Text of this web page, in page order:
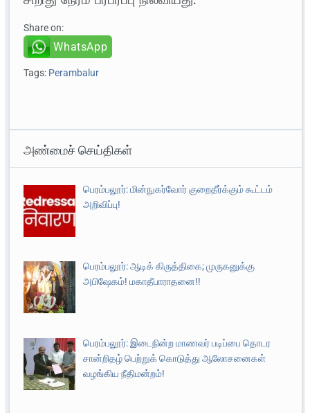
Share on:
WhatsApp
Tags: Perambalur
அண்மைச் செய்திகள்
பெரம்பலூர்: மின்நுகர்வோர் குறைதீர்க்கும் கூட்டம்
அறிவிப்பு!
பெரம்பலூர்: ஆடிக் கிருத்திகை; முருகனுக்கு
அபிஷேகம்! மகாதீபாராதனை!!
பெரம்பலூர்: இடைநின்ற மாணவர் படிப்பை தொடர
சான்றிதழ் பெற்றுக் கொடுத்து ஆலோசனைகள்
வழங்கிய நீதிமன்றம்!